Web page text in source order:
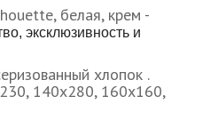
белая, крем -
эксклюзивность и
хлопок .
140х280, 160х160,